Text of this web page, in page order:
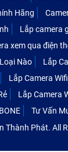
Hãng
Lắp camera
xem qua điện
Nào
Lắp
Lắp Camera
Lắp Camera
Tư Vấn
Thành Phát. All